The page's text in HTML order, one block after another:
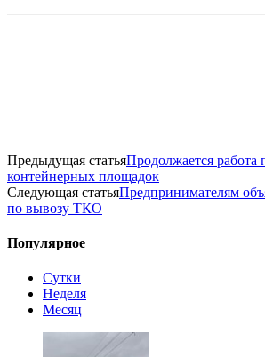
Предыдущая статьяПродолжается работа
контейнерных площадок
Следующая статьяПредпринимателям
по вывозу ТКО
Популярное
Сутки
Неделя
Месяц